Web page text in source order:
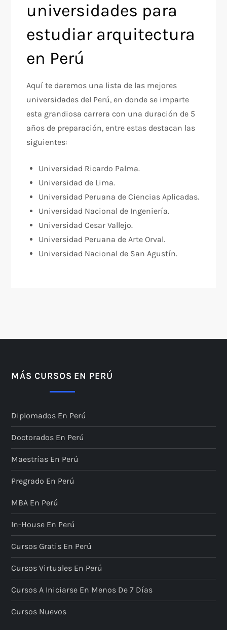
universidades para
estudiar arquitectura
en Perú
Aquí te daremos una lista de las mejores
universidades del Perú, en donde se imparte
esta grandiosa carrera con una duración de 5
años de preparación, entre estas destacan las
siguientes:
Universidad Ricardo Palma.
Universidad de Lima.
Universidad Peruana de Ciencias Aplicadas.
Universidad Nacional de Ingeniería.
Universidad Cesar Vallejo.
Universidad Peruana de Arte Orval.
Universidad Nacional de San Agustín.
MÁS CURSOS EN PERÚ
Diplomados En Perú
Doctorados En Perú
Maestrías En Perú
Pregrado En Perú
MBA En Perú
In-House En Perú
Cursos Gratis En Perú
Cursos Virtuales En Perú
Cursos A Iniciarse En Menos De 7 Días
Cursos Nuevos